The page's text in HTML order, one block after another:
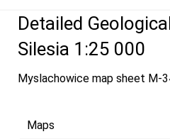
Detailed
Silesia 1:25 000
Myslachowice map sheet M-
Maps